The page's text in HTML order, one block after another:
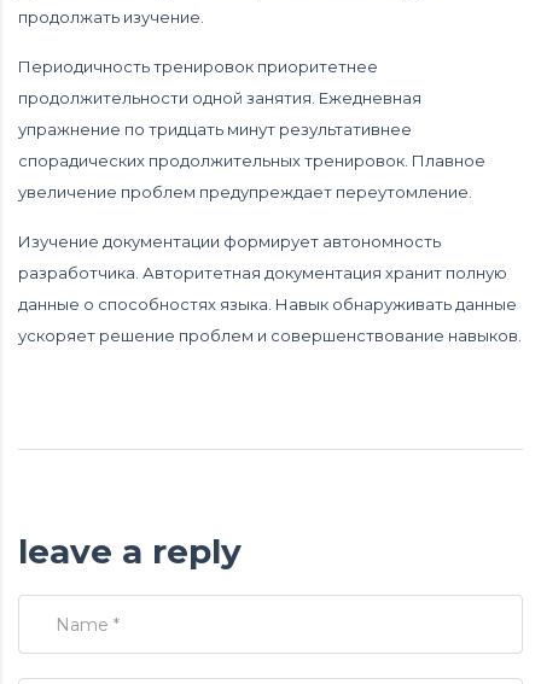
продолжать изучение.
Периодичность тренировок приоритетнее
продолжительности одной занятия. Ежедневная
упражнение по тридцать минут результативнее
спорадических продолжительных тренировок. Плавное
увеличение проблем предупреждает переутомление.
Изучение документации формирует автономность
разработчика. Авторитетная документация хранит полную
данные о способностях языка. Навык обнаруживать данные
ускоряет решение проблем и совершенствование навыков.
leave a reply